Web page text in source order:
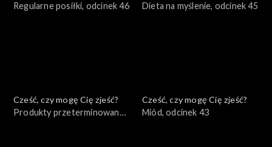
Regularne posiłki, odcinek 46
Dieta na myślenie, odcinek 45
Cześć, czy mogę Cię zjeść?
Produkty przeterminowane,
Cześć, czy mogę Cię zjeść?
Miód, odcinek 43